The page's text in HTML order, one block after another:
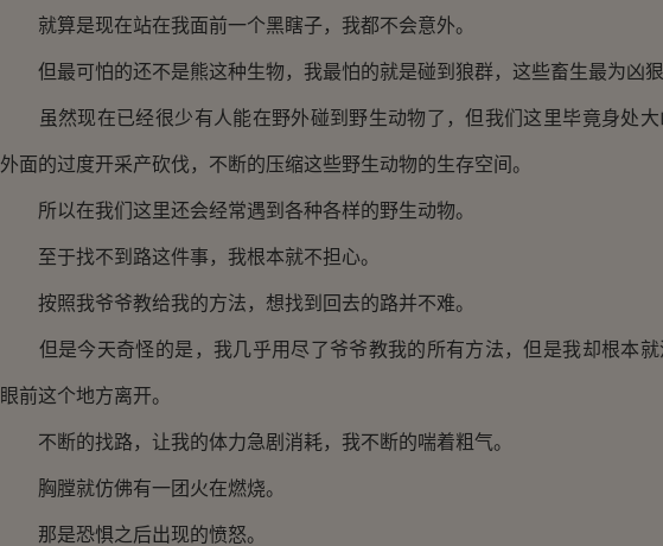
就算是现在站在我面前一个黑瞎子，我都不会意外。
但最可怕的还不是熊这种生物，我最怕的就是碰到狼群，这些畜生最为凶狠
虽然现在已经很少有人能在野外碰到野生动物了，但我们这里毕竟身处大
外面的过度开采产砍伐，不断的压缩这些野生动物的生存空间。
所以在我们这里还会经常遇到各种各样的野生动物。
至于找不到路这件事，我根本就不担心。
按照我爷爷教给我的方法，想找到回去的路并不难。
但是今天奇怪的是，我几乎用尽了爷爷教我的所有方法，但是我却根本就
眼前这个地方离开。
不断的找路，让我的体力急剧消耗，我不断的喘着粗气。
胸膛就仿佛有一团火在燃烧。
那是恐惧之后出现的愤怒。